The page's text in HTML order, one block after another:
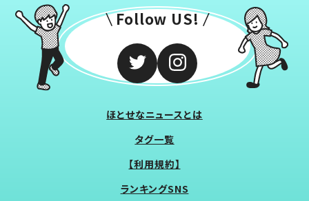
Follow US!
ほとせなニュースとは
タグ一覧
【利用規約】
ランキングSNS